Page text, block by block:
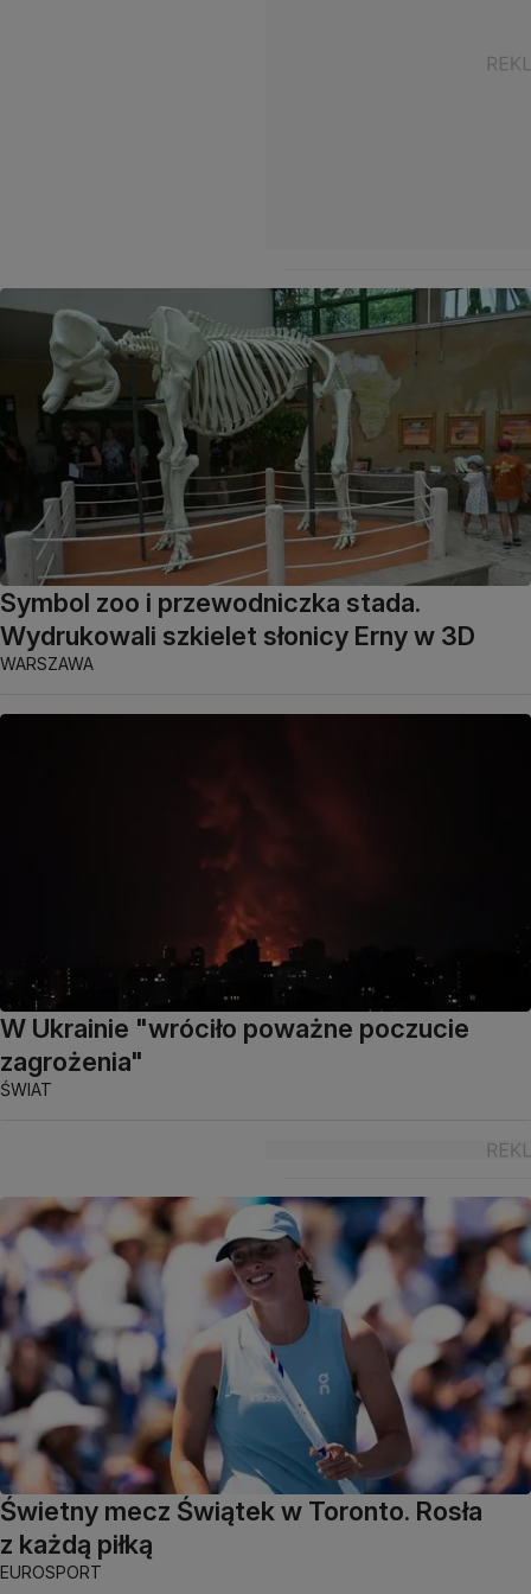
Symbol zoo i przewodniczka stada.
Wydrukowali szkielet słonicy Erny w 3D
WARSZAWA
W Ukrainie "wróciło poważne poczucie
zagrożenia"
ŚWIAT
Świetny mecz Świątek w Toronto. Rosła
z każdą piłką
EUROSPORT